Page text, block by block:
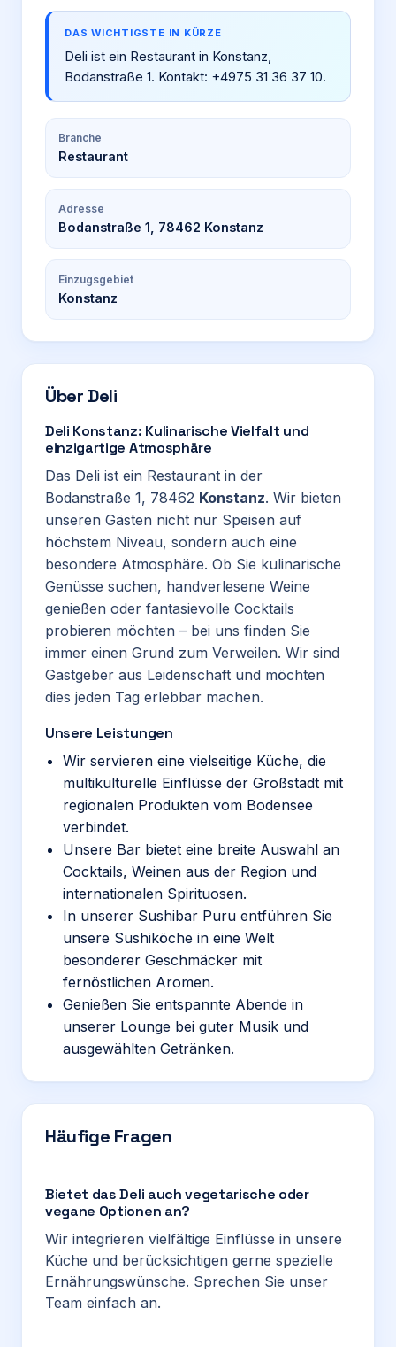
DAS WICHTIGSTE IN KÜRZE
Deli ist ein Restaurant in Konstanz,
Bodanstraße 1. Kontakt: +4975 31 36 37 10.
Branche
Restaurant
Adresse
Bodanstraße 1, 78462 Konstanz
Einzugsgebiet
Konstanz
Über Deli
Deli Konstanz: Kulinarische Vielfalt und
einzigartige Atmosphäre
Das Deli ist ein Restaurant in der
Bodanstraße 1, 78462 Konstanz. Wir bieten
unseren Gästen nicht nur Speisen auf
höchstem Niveau, sondern auch eine
besondere Atmosphäre. Ob Sie kulinarische
Genüsse suchen, handverlesene Weine
genießen oder fantasievolle Cocktails
probieren möchten – bei uns finden Sie
immer einen Grund zum Verweilen. Wir sind
Gastgeber aus Leidenschaft und möchten
dies jeden Tag erlebbar machen.
Unsere Leistungen
Wir servieren eine vielseitige Küche, die
multikulturelle Einflüsse der Großstadt mit
regionalen Produkten vom Bodensee
verbindet.
Unsere Bar bietet eine breite Auswahl an
Cocktails, Weinen aus der Region und
internationalen Spirituosen.
In unserer Sushibar Puru entführen Sie
unsere Sushiköche in eine Welt
besonderer Geschmäcker mit
fernöstlichen Aromen.
Genießen Sie entspannte Abende in
unserer Lounge bei guter Musik und
ausgewählten Getränken.
Häufige Fragen
Bietet das Deli auch vegetarische oder
vegane Optionen an?
Wir integrieren vielfältige Einflüsse in unsere
Küche und berücksichtigen gerne spezielle
Ernährungswünsche. Sprechen Sie unser
Team einfach an.